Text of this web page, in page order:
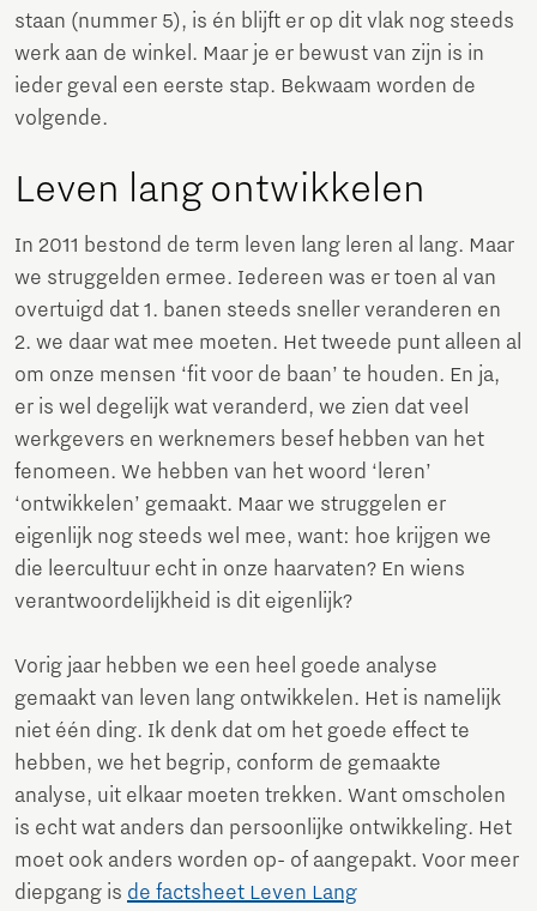
staan (nummer 5), is én blijft er op dit vlak nog steeds
werk aan de winkel. Maar je er bewust van zijn is in
ieder geval een eerste stap. Bekwaam worden de
volgende.
Leven lang ontwikkelen
In 2011 bestond de term leven lang leren al lang. Maar
we struggelden ermee. Iedereen was er toen al van
overtuigd dat 1. banen steeds sneller veranderen en
2. we daar wat mee moeten. Het tweede punt alleen al
om onze mensen ‘fit voor de baan’ te houden. En ja,
er is wel degelijk wat veranderd, we zien dat veel
werkgevers en werknemers besef hebben van het
fenomeen. We hebben van het woord ‘leren’
‘ontwikkelen’ gemaakt. Maar we struggelen er
eigenlijk nog steeds wel mee, want: hoe krijgen we
die leercultuur echt in onze haarvaten? En wiens
verantwoordelijkheid is dit eigenlijk?
Vorig jaar hebben we een heel goede analyse
gemaakt van leven lang ontwikkelen. Het is namelijk
niet één ding. Ik denk dat om het goede effect te
hebben, we het begrip, conform de gemaakte
analyse, uit elkaar moeten trekken. Want omscholen
is echt wat anders dan persoonlijke ontwikkeling. Het
moet ook anders worden op- of aangepakt. Voor meer
diepgang is de factsheet Leven Lang